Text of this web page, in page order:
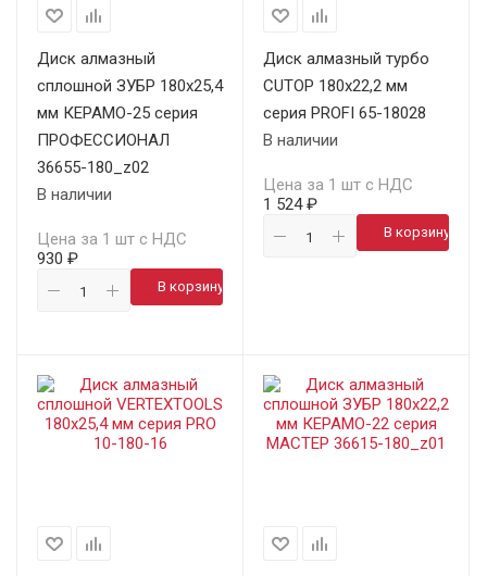
Диск алмазный
сплошной ЗУБР 180х25,4
мм КЕРАМО-25 серия
ПРОФЕССИОНАЛ
36655-180_z02
В наличии
Цена за 1 шт с НДС
930 ₽
В корзину
Диск алмазный турбо
CUTOP 180х22,2 мм
серия PROFI 65-18028
В наличии
Цена за 1 шт с НДС
1 524 ₽
В корзину